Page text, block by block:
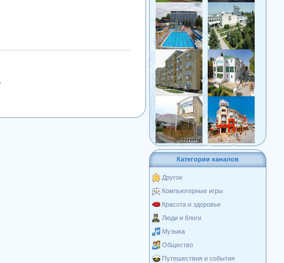
Категории каналов
Другое
Компьютерные игры
Красота и здоровье
Люди и блоги
Музыка
Общество
Путешествия и события